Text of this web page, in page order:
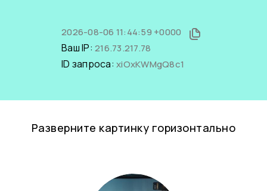
2026-08-06 11:44:59 +0000
Ваш IP: 216.73.217.78
ID запроса: xiOxKWMgQ8c1
Разверните картинку горизонтально